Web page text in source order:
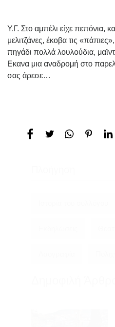
Υ.Γ. Στο αμπέλι είχε πεπόνια,
μελιτζάνες, έκοβα τις
πηγάδι πολλά λουλούδια,
Εκανα μια αναδρομή στο
σας άρεσε…